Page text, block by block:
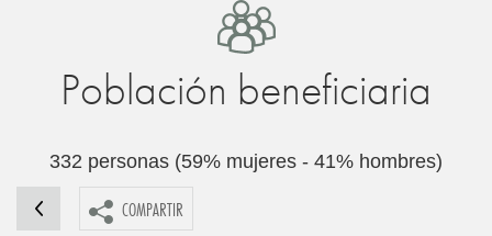
Población beneficiaria
332 personas (59% mujeres - 41% hombres)
COMPARTIR